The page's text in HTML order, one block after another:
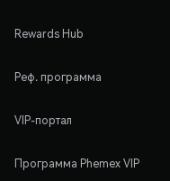
Rewards Hub
Реф. программа
VIP-портал
Программа Phemex VIP